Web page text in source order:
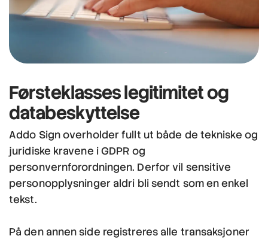
Førsteklasseslegitimitetog
databeskyttelse
Addo Sign overholder fullt ut både de tekniske og
juridiske kravene i GDPR og
personvernforordningen. Derfor vil sensitive
personopplysninger aldri bli sendt som en enkel
tekst.
På den annen side registreres alle transaksjoner